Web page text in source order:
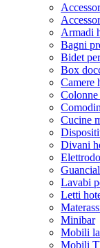
Armadi
Bagni
Bidet
Box
Camere
Colonne
Cucine
Divani
Lavabi
Letti
Minibar
Mobili
Mobili